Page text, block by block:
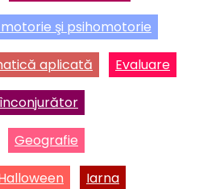
şi psihomotorie
aplicată Evaluare
Geografie
Iarna